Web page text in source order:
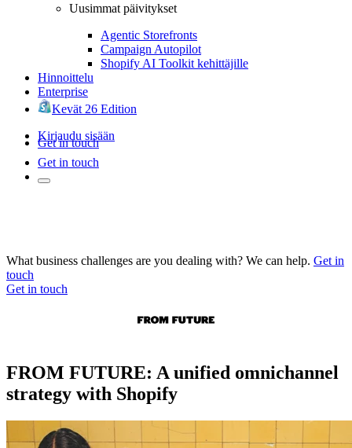
Uusimmat päivitykset
Agentic Storefronts
Campaign Autopilot
Shopify AI Toolkit kehittäjille
Hinnoittelu
Enterprise
Kevät 26 Edition
Kirjaudu sisään
Get in touch
Get in touch
What business challenges are you dealing with? We can help. Get in
touch
Get in touch
FROM FUTURE: A unified omnichannel
strategy with Shopify